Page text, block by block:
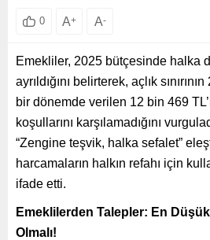
0 A+ A-
Emekliler, 2025 bütçesinde halka
ayrıldığını belirterek, açlık
bir dönemde verilen 12 bin 469
koşullarını karşılamadığını
“Zengine teşvik, halka sefalet”
harcamaların halkın refahı için
ifade etti.
Emeklilerden Talepler: En
Olmalı!